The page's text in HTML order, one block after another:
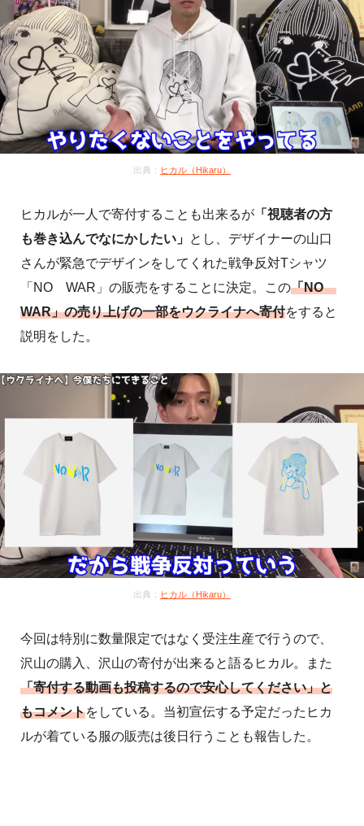
出典： ヒカル（Hikaru）
ヒカルが一人で寄付することも出来るが 「視聴者の方
も巻き込んでなにかしたい」 とし、デザイナーの山口
さんが緊急でデザインをしてくれた戦争反対Tシャツ
「NO WAR」の販売をすることに決定。この「NO
WAR」の売り上げの一部をウクライナへ寄付をすると
説明をした。
出典： ヒカル（Hikaru）
今回は特別に数量限定ではなく受注生産で行うので、
沢山の購入、沢山の寄付が出来ると語るヒカル。また
「寄付する動画も投稿するので安心してください」と
もコメントをしている。当初宣伝する予定だったヒカ
ルが着ている服の販売は後日行うことも報告した。